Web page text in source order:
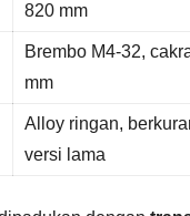
820 mm
Brembo M4-32,
mm
Alloy ringan,
versi lama